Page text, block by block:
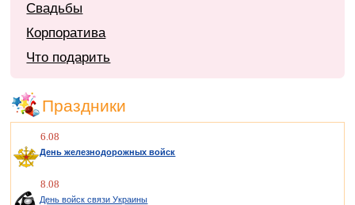
Свадьбы
Корпоратива
Что подарить
Праздники
6.08
День железнодорожных войск
8.08
День войск связи Украины